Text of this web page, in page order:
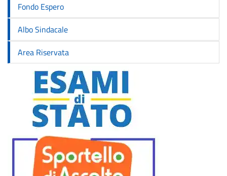
Fondo Espero
Albo Sindacale
Area Riservata